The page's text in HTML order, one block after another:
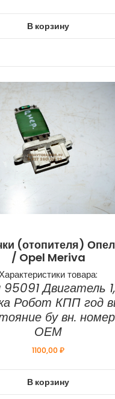
В корзину
(отопителя)
/ Opel Meriva
товара:
Двигатель
Робот КПП год
бу вн.
ОЕМ
1100,00₽
В корзину